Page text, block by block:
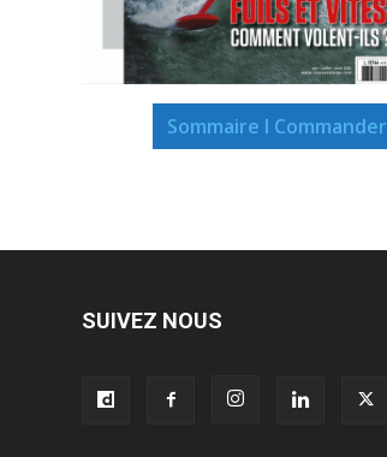
Sommaire I Commander
SUIVEZ NOUS